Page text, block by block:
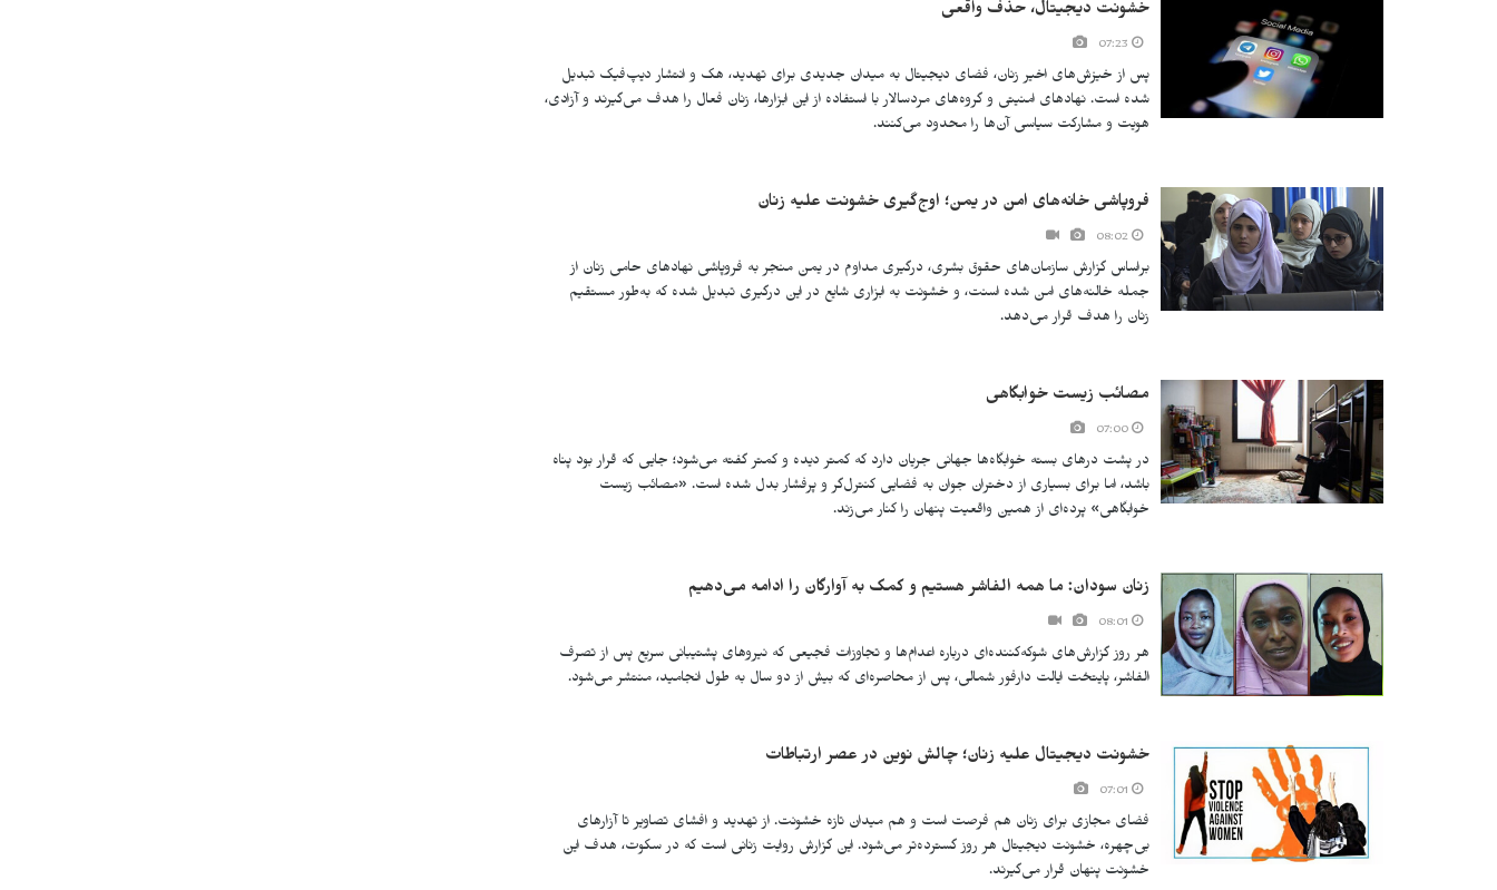
خشونت دیجیتال، حذف واقعی
پس از خیزش‌های اخیر زنان، فضای دیجیتال به میدان جدیدی برای تهدید، هک و انتشار دیپ‌فیک تبدیل
شده است. نهادهای امنیتی و گروه‌های مردسالار با استفاده از این ابزارها، زنان فعال را هدف می‌گیرند و آزادی،
هویت و مشارکت سیاسی آن‌ها را محدود می‌کنند.
فروپاشی خانه‌های امن در یمن؛ اوج‌گیری خشونت علیه زنان
براساس گزارش‌ سازمان‌های حقوق بشری، درگیری مداوم در یمن منجر به فروپاشی نهادهای حامی زنان از
جمله خالنه‌های امن شده اسنت، و خشونت به ابزاری شایع در این درگیری تبدیل شده که به‌طور مستقیم
زنان را هدف قرار می‌دهد.
مصائب زیست خوابگاهی
در پشت درهای بسته خوابگاه‌ها جهانی جریان دارد که کمتر دیده و کمتر گفته می‌شود؛ جایی که قرار بود پناه
باشد، اما برای بسیاری از دختران جوان به فضایی کنترل‌گر و پرفشار بدل شده است. «مصائب زیست
خوابگاهی» پرده‌ای از همین واقعیت پنهان را کنار می‌زند.
زنان سودان: ما همه الفاشر هستیم و کمک به آوارگان را ادامه می‌دهیم
هر روز گزارش‌های شوکه‌کننده‌ای درباره اعدام‌ها و تجاوزات فجیعی که نیروهای پشتیبانی سريع پس از تصرف
الفاشر، پایتخت ایالت دارفور شمالی، پس از محاصره‌ای که بیش از دو سال به طول انجامید، منتشر می‌شود.
خشونت دیجیتال علیه زنان؛ چالش نوین در عصر ارتباطات
فضای مجازی برای زنان هم فرصت است و هم میدان تازه خشونت. از تهدید و افشای تصاویر تا آزارهای
بی‌چهره، خشونت دیجیتال هر روز گسترده‌تر می‌شود. این گزارش روایت زنانی است که در سکوت، هدف این
خشونت پنهان قرار می‌گیرند.